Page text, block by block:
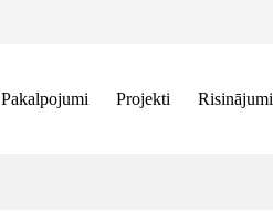
Pakalpojumi Projekti Risinājumi